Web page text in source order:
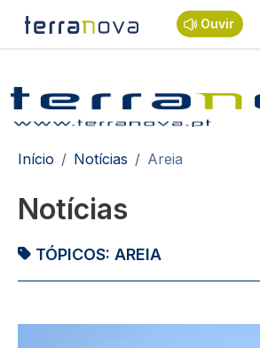
Passar para o conteúdo principal
Ouvir
Navegação estrutural
Início Notícias Areia
Notícias
TÓPICOS: AREIA